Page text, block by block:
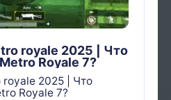
royale 2025 | Что
Royale 7?
royale 2025 | Что
Royale 7?